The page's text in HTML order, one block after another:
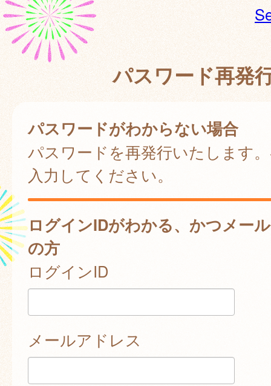
パスワード再発
パスワードがわからない場合
パスワードを再発行いたします
入力してください。
ログインIDがわかる、かつメー
の方
ログインID
メールアドレス